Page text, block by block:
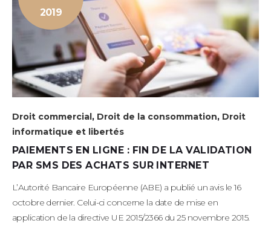
OCTOBRE
2019
2019
Droit commercial, Droit de la consommation, Droit
informatique et libertés
PAIEMENTS EN LIGNE : FIN DE LA VALIDATION
PAR SMS DES ACHATS SUR INTERNET
L’Autorité Bancaire Européenne (ABE) a publié un avis le 16
octobre dernier. Celui-ci concerne la date de mise en
application de la directive UE 2015/2366 du 25 novembre 2015.